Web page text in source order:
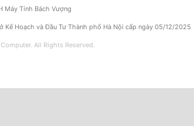
Máy Tính Bách Vượng
Kế Hoạch và Đầu Tư Thành phố Hà Nội cấp ngày 05/12/2025
All Rights Reserved.